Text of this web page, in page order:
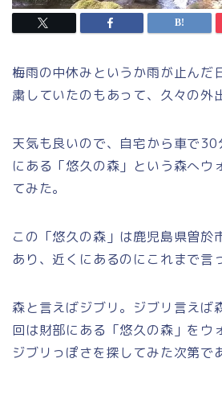
梅雨の中休みというか雨が止んだ
粛していたのもあって、久々の外
天気も良いので、自宅から車で30
にある 「悠久の森」 という森へウ
てみた。
この「悠久の森」は鹿児島県曽於
あり、近くにあるのにこれまで言
森と言えばジブリ。ジブリ言えば
回は財部にある「悠久の森」をウ
ジブリっぽさを探してみた次第で